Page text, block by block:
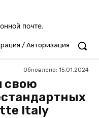
почте.
/ Авторизация
Обновлено: 15.01.2024
свою
Italy